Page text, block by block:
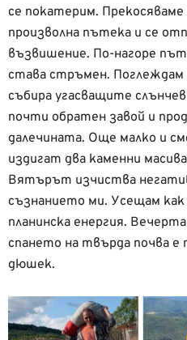
се покатерим.
произволна пътека и се
възвишение. По-нагоре
става стръмен. Поглеждам
събира угасващите
почти обратен завой и
далечината. Още малко и
издигат два каменни
Вятърът изчиства
съзнанието ми. Усещам
планинска енергия.
спането на твърда почва е
дюшек.